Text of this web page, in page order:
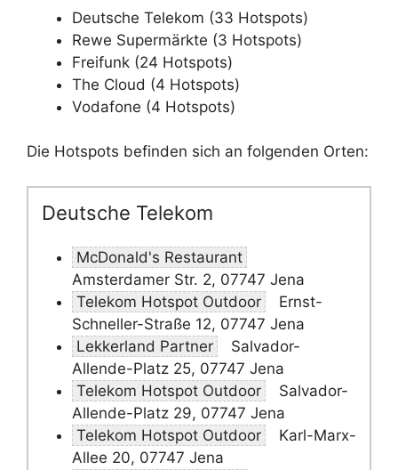
Deutsche Telekom (33 Hotspots)
Rewe Supermärkte (3 Hotspots)
Freifunk (24 Hotspots)
The Cloud (4 Hotspots)
Vodafone (4 Hotspots)
Die Hotspots befinden sich an folgenden Orten:
Deutsche Telekom
McDonald's Restaurant
Amsterdamer Str. 2, 07747 Jena
Telekom Hotspot Outdoor
Ernst-
Schneller-Straße 12, 07747 Jena
Lekkerland Partner
Salvador-
Allende-Platz 25, 07747 Jena
Telekom Hotspot Outdoor
Salvador-
Allende-Platz 29, 07747 Jena
Telekom Hotspot Outdoor
Karl-Marx-
Allee 20, 07747 Jena